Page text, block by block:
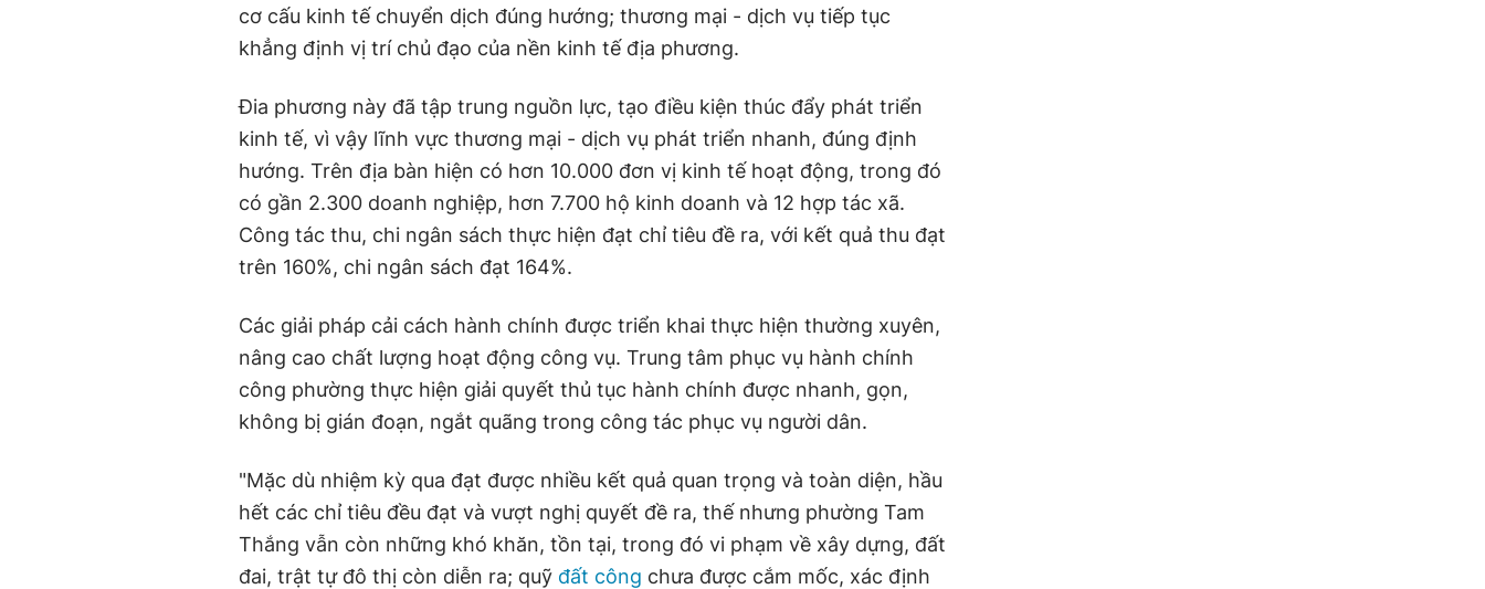
cơ cấu kinh tế chuyển dịch đúng hướng; thương mại - dịch vụ tiếp tục
khẳng định vị trí chủ đạo của nền kinh tế địa phương.
Đia phương này đã tập trung nguồn lực, tạo điều kiện thúc đẩy phát triển
kinh tế, vì vậy lĩnh vực thương mại - dịch vụ phát triển nhanh, đúng định
hướng. Trên địa bàn hiện có hơn 10.000 đơn vị kinh tế hoạt động, trong đó
có gần 2.300 doanh nghiệp, hơn 7.700 hộ kinh doanh và 12 hợp tác xã.
Công tác thu, chi ngân sách thực hiện đạt chỉ tiêu đề ra, với kết quả thu đạt
trên 160%, chi ngân sách đạt 164%.
Các giải pháp cải cách hành chính được triển khai thực hiện thường xuyên,
nâng cao chất lượng hoạt động công vụ. Trung tâm phục vụ hành chính
công phường thực hiện giải quyết thủ tục hành chính được nhanh, gọn,
không bị gián đoạn, ngắt quãng trong công tác phục vụ người dân.
"Mặc dù nhiệm kỳ qua đạt được nhiều kết quả quan trọng và toàn diện, hầu
hết các chỉ tiêu đều đạt và vượt nghị quyết đề ra, thế nhưng phường Tam
Thắng vẫn còn những khó khăn, tồn tại, trong đó vi phạm về xây dựng, đất
đai, trật tự đô thị còn diễn ra; quỹ đất công chưa được cắm mốc, xác định